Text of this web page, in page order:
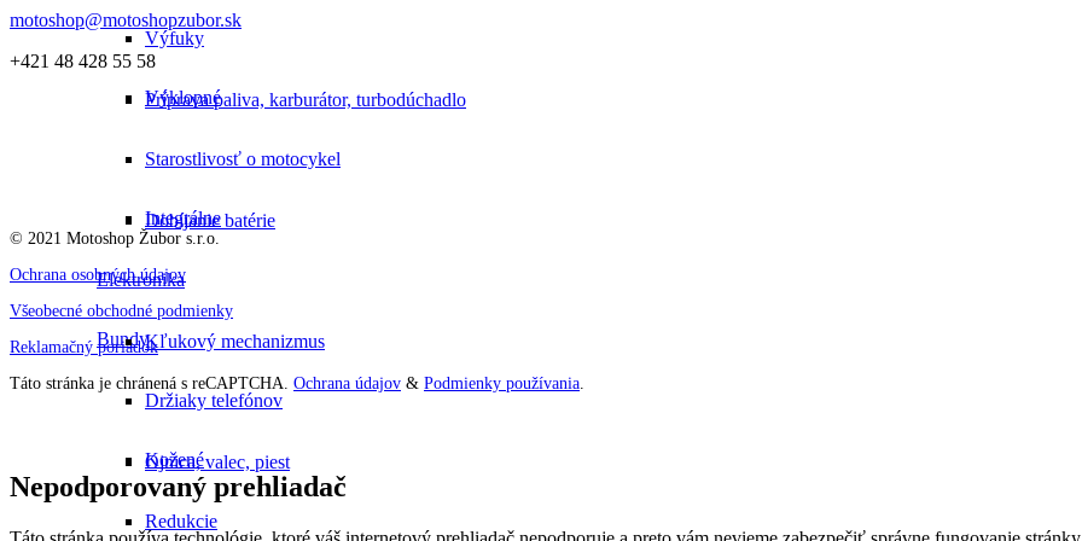
Výklopné
Integrálne
Bundy
Kožené
Výfuky
Starostlivosť o motocykel
Elektronika
Držiaky telefónov
Redukcie
Príprava paliva, karburátor, turbodúchadlo
Dobíjanie batérie
Kľukový mechanizmus
Ojnica, valec, piest
motoshop@motoshopzubor.sk
+421 48 428 55 58
© 2021 Motoshop Žubor s.r.o.
Ochrana osobných údajov
Všeobecné obchodné podmienky
Reklamačný poriadok
Táto stránka je chránená s reCAPTCHA. Ochrana údajov & Podmienky používania
Nepodporovaný prehliadač